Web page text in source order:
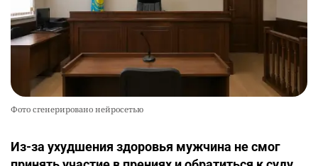
Фото сгенерировано нейросетью
Из-за ухудшения здоровья мужчина не смог